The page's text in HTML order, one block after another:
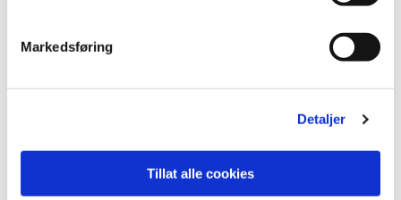
Markedsføring
Detaljer
Tillat alle cookies